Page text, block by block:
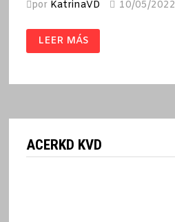
por KatrinaVD 10/05/2022
DELINCUENTES
DE
MEDIO
GENE
LEER MÁS
ACERKD KVD